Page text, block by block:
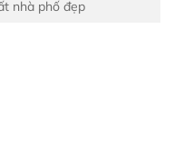
nhà phố đẹp